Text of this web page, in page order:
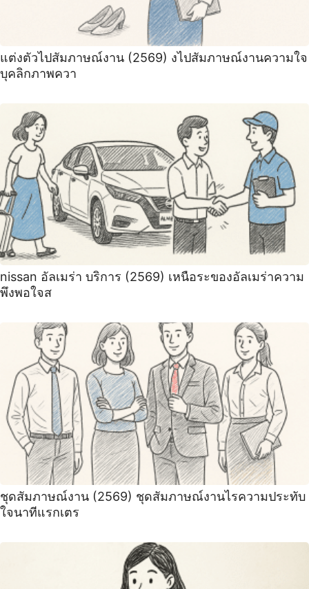
แต่งตัวไปสัมภาษณ์งาน (2569) งไปสัมภาษณ์งานความใจ
บุคลิกภาพควา
nissan อัลเมร่า บริการ (2569) เหนือระของอัลเมร่าความ
พึงพอใจส
ชุดสัมภาษณ์งาน (2569) ชุดสัมภาษณ์งานไรความประทับ
ใจนาทีแรกเตร